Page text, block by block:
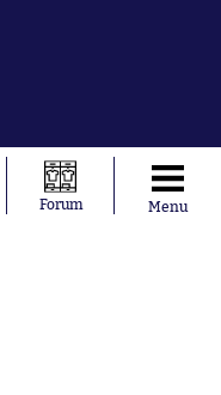
Forum Menu